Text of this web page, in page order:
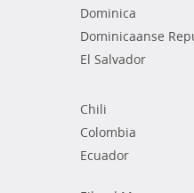
Dominica
Dominicaanse
El Salvador
Chili
Colombia
Ecuador